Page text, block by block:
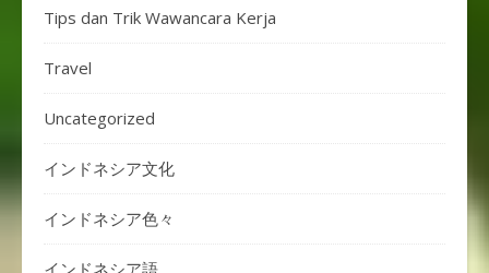
Tips dan Trik Wawancara Kerja
Travel
Uncategorized
インドネシア文化
インドネシア色々
インドネシア語